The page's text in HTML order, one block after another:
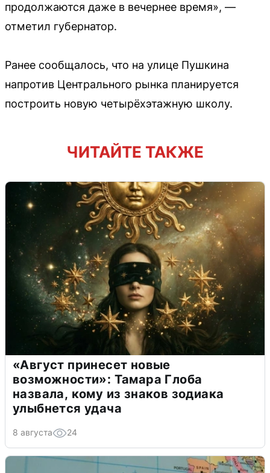
продолжаются даже в вечернее время», —
отметил губернатор.
Ранее сообщалось, что на улице Пушкина
напротив Центрального рынка планируется
построить новую четырёхэтажную школу.
ЧИТАЙТЕ ТАКЖЕ
«Август принесет новые
возможности»: Тамара Глоба
назвала, кому из знаков зодиака
улыбнется удача
8 августа 24